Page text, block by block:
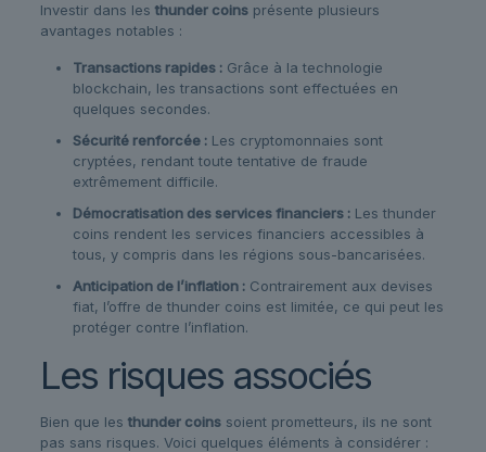
Investir dans les thunder coinsprésente plusieurs
avantages notables :
Transactions rapides :Grâce à la technologie
blockchain, les transactions sont effectuées en
quelques secondes.
Sécurité renforcée :Les cryptomonnaies sont
cryptées, rendant toute tentative de fraude
extrêmement difficile.
Démocratisation des services financiers :Les thunder
coins rendent les services financiers accessibles à
tous, y compris dans les régions sous-bancarisées.
Anticipation de l’inflation :Contrairement aux devises
fiat, l’offre de thunder coins est limitée, ce qui peut les
protéger contre l’inflation.
Les risques associés
Bien que les thunder coinssoient prometteurs, ils ne sont
pas sans risques. Voici quelques éléments à considérer :